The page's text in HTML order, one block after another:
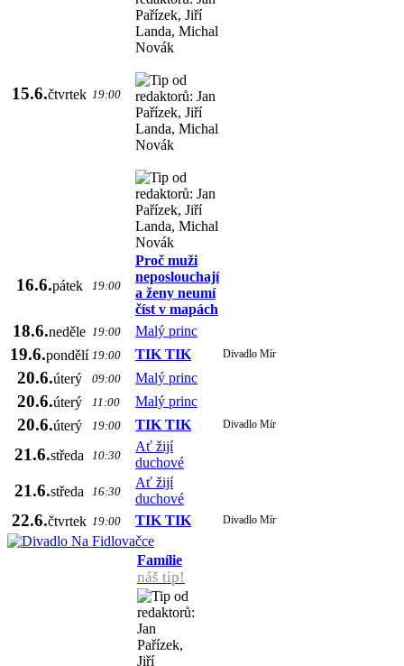
15.6.čtvrtek 19:00
16.6.pátek 19:00
Proč muži
neposlouchají
a ženy neumí
číst v mapách
18.6.neděle 19:00 Malý princ
19.6.pondělí 19:00 TIK TIK Divadlo Mír
20.6.úterý 09:00 Malý princ
20.6.úterý 11:00 Malý princ
20.6.úterý 19:00 TIK TIK Divadlo Mír
21.6.středa 10:30
Ať žijí
duchové
21.6.středa 16:30
Ať žijí
duchové
22.6.čtvrtek 19:00 TIK TIK Divadlo Mír
Famílie
náš tip!